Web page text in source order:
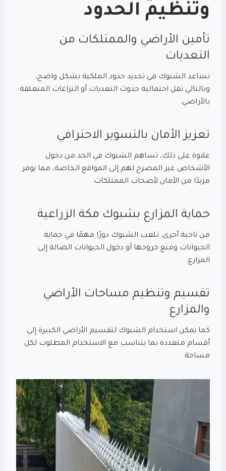
وتنظيم الحدود
تأمين الأراضي والممتلكات من
التعديات
تساعد الشبوك في تحديد حدود الملكية بشكل واضح،
وبالتالي تقل احتمالية حدوث التعديات أو النزاعات المتعلقة
بالأراضي.
تعزيز الأمان بالتسوير الاحترافي
علاوة على ذلك، تساهم الشبوك في الحد من دخول
الأشخاص غير المصرح لهم إلى المواقع الخاصة، مما يوفر
مزيدًا من الأمان لأصحاب الممتلكات.
حماية المزارع بشبوك مكة الزراعية
من ناحية أخرى، تلعب الشبوك دورًا مهمًا في حماية
الحيوانات ومنع خروجها أو دخول الحيوانات الضالة إلى
المزارع.
تقسيم وتنظيم مساحات الأراضي
والمزارع
كما يمكن استخدام الشبوك لتقسيم الأراضي الكبيرة إلى
أقسام متعددة بما يتناسب مع الاستخدام المطلوب لكل
مساحة.